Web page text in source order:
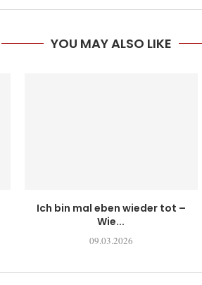
YOU MAY ALSO LIKE
Ich bin mal eben wieder tot –
Wie...
09.03.2026